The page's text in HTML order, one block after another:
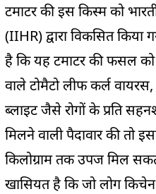
टमाटर की इस किस्म को
(IIHR) द्वारा विकसित
है कि यह टमाटर की फसल
वाले टोमैटो लीफ कर्ल
ब्लाइट जैसे रोगों के प्रति
मिलने वाली पैदावार की तो
किलोग्राम तक उपज मिल
खासियत है कि जो लोग किचेन